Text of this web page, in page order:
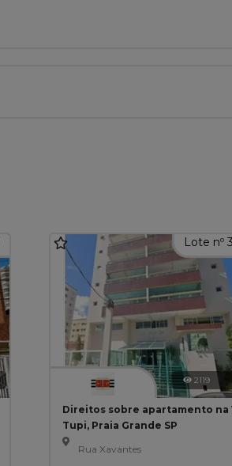
Lote nº
2119
Direitos sobre apartamento na
Tupi, Praia Grande SP
Rua Xavantes